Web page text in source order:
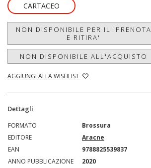
CARTACEO
NON DISPONIBILE PER IL 'PRENOTA
E RITIRA'
NON DISPONIBILE ALL'ACQUISTO
AGGIUNGI ALLA WISHLIST
Dettagli
FORMATO
Brossura
EDITORE
Aracne
EAN
9788825539837
ANNO PUBBLICAZIONE
2020